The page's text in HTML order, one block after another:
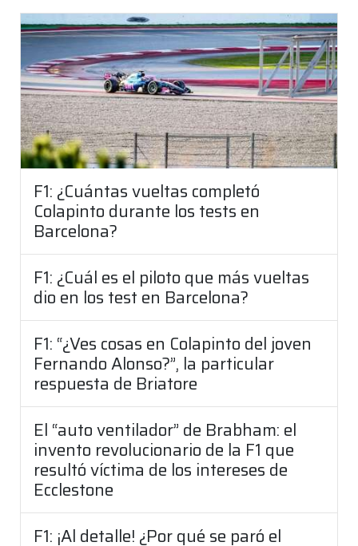
F1: ¿Cuántas vueltas completó
Colapinto durante los tests en
Barcelona?
F1: ¿Cuál es el piloto que más vueltas
dio en los test en Barcelona?
F1: “¿Ves cosas en Colapinto del joven
Fernando Alonso?”, la particular
respuesta de Briatore
El “auto ventilador” de Brabham: el
invento revolucionario de la F1 que
resultó víctima de los intereses de
Ecclestone
F1: ¡Al detalle! ¿Por qué se paró el